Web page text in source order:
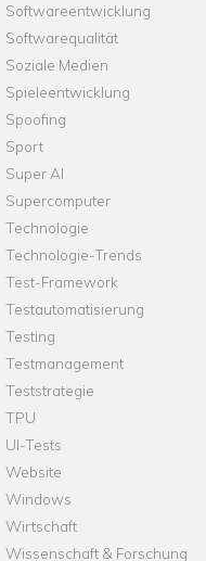
Softwareentwicklung
Softwarequalität
Soziale Medien
Spieleentwicklung
Spoofing
Sport
Super AI
Supercomputer
Technologie
Technologie-Trends
Test-Framework
Testautomatisierung
Testing
Testmanagement
Teststrategie
TPU
UI-Tests
Website
Windows
Wirtschaft
Wissenschaft & Forschung